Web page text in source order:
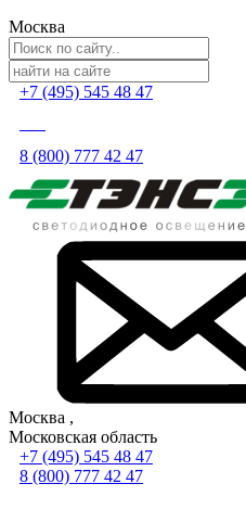
Москва
+7 (495) 545 48 47
8 (800) 777 42 47
Москва ,
Московская область
+7 (495) 545 48 47
8 (800) 777 42 47